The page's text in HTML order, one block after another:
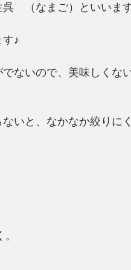
　（なまご）といいます
♪
ないので、美味しくな
いと、なかなか絞りに